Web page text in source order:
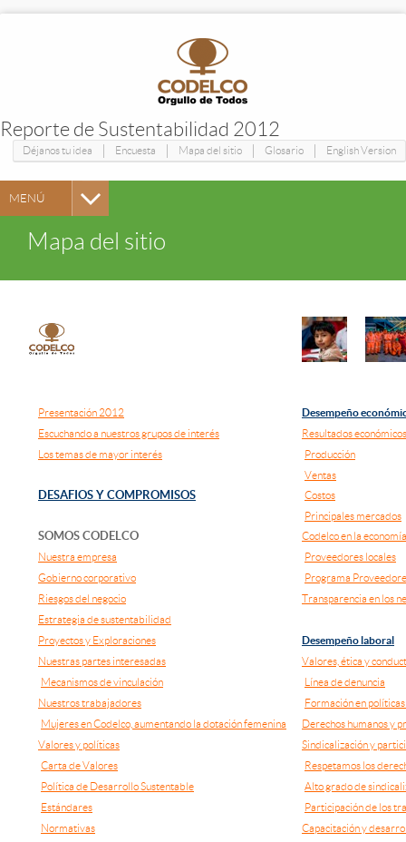
Reporte de Sustentabilidad 2012
Déjanos tu idea Encuesta Mapa del sitio Glosario English Version
MENÚ
Mapa del sitio
Presentación 2012
Desempeño
Escuchando a nuestros grupos de interés
Resultados
Los temas de mayor interés
Producción
Ventas
DESAFIOS Y COMPROMISOS
Costos
Principales mercados
SOMOS CODELCO
Codelco en la
Nuestra empresa
Proveedores locales
Gobierno corporativo
Programa
Riesgos del negocio
Transparencia en los
Estrategia de sustentabilidad
Proyectos y Exploraciones
Desempeño laboral
Nuestras partes interesadas
Valores, ética y
Mecanismos de vinculación
Línea de denuncia
Nuestros trabajadores
Formación en
Mujeres en Codelco, aumentando la dotación femenina
Derechos humanos y
Valores y políticas
Sindicalización y
Carta de Valores
Respetamos los
Política de Desarrollo Sustentable
Alto grado de
Estándares
Participación de los
Normativas
Capacitación y